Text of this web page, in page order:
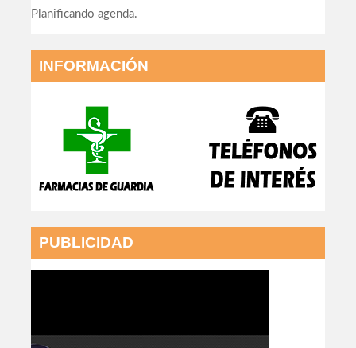
Planificando agenda.
INFORMACIÓN
PUBLICIDAD